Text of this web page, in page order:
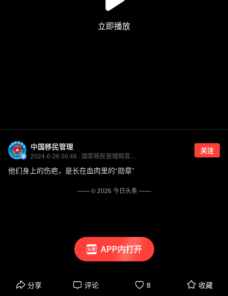
APP内打开
中国移民管理 关注
他们身上的伤疤，是长在血肉里的“勋章”
分享 评论 8 收藏
—— ©2026 今日头条——